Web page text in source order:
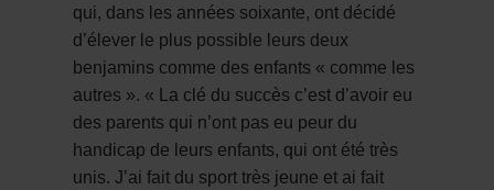
qui, dans les années soixante, ont décidé
d’élever le plus possible leurs deux
benjamins comme des enfants « comme les
autres ». «
La clé du succès c’est d’avoir eu
des parents qui n’ont pas eu peur du
handicap de leurs enfants, qui ont été très
unis. J’ai fait du sport très jeune et ai fait